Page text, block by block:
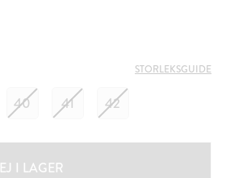
STORLEKSGUIDE
40 41 42
EJ I LAGER